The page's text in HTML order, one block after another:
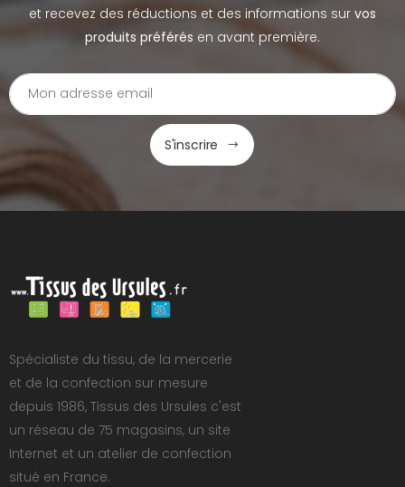
et recevez des réductions et des informations sur vos
produits préférés en avant première.
S'inscrire
Spécialiste du tissu, de la mercerie
et de la confection sur mesure
depuis 1986, Tissus des Ursules c'est
un réseau de 75 magasins, un site
Internet et un atelier de confection
situé en France.